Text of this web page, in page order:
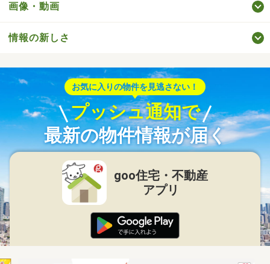
画像・動画
情報の新しさ
お気に入りの物件を見逃さない！
プッシュ通知で
最新の物件情報が届く
goo住宅・不動産
アプリ